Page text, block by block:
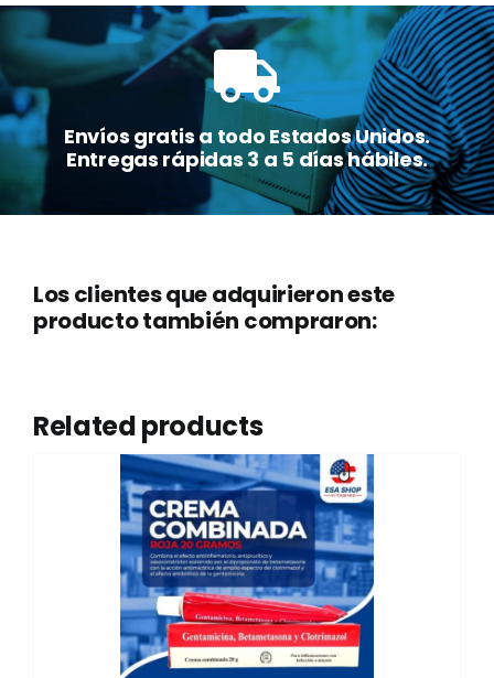
Envíos gratis a todo Estados Unidos.
Entregas rápidas 3 a 5 días hábiles.
Los clientes que adquirieron este
producto también compraron:
Related products